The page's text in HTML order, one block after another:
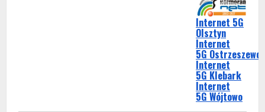
Internet 5G
Olsztyn
Internet
5G Ostrzeszewo
Internet
5G Klebark
Internet
5G Wójtowo